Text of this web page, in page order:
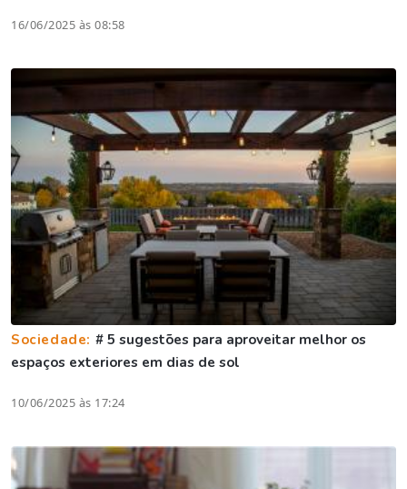
16/06/2025 às 08:58
Sociedade: # 5 sugestões para aproveitar melhor os
espaços exteriores em dias de sol
10/06/2025 às 17:24